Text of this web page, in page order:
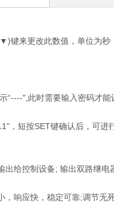
来更改此数值，单位为秒
",此时需要输入密码才能
，短按SET键确认后，可进
给控制设备; 输出双路继电
响应快，稳定可靠;调节无